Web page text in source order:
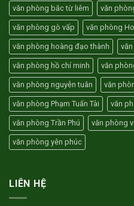
trọn
gói
3
triệu
văn phòng bắc từ liêm văn
văn phòng gò vấp văn phòng
văn phòng hoàng đạo thành
văn phòng hồ chí minh văn
văn phòng nguyễn tuân văn
văn phòng Phạm Tuấn Tài văn
văn phòng Trần Phú văn phòng
văn phòng yên phúc
LIÊN HỆ